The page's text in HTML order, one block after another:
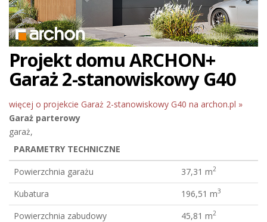
Projekt domu ARCHON+
Garaż 2-stanowiskowy G40
więcej o projekcie Garaż 2-stanowiskowy G40 na archon.pl »
Garaż parterowy
garaż,
PARAMETRY TECHNICZNE
Powierzchnia garażu
37,31 m2
Kubatura 196,51 m3
Powierzchnia zabudowy 45,81 m2